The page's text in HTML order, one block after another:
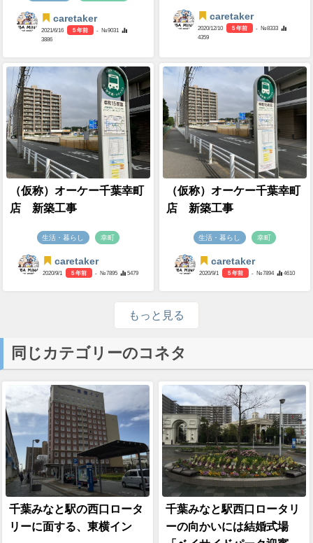
caretaker
2021/6/16 5 年前
- №9031
3886
caretaker
2020/12/10 5 年前
- №8333
4359
（仮称）オーケー千葉幸町
店 新築工事
生活・暮らし 幸町
caretaker
2020/9/1 5 年前 - №7895 5479
（仮称）オーケー千葉幸町
店 新築工事
生活・暮らし 幸町
caretaker
2020/9/1 5 年前 - №7894 4610
もっと見る
同じカテゴリーのコネタ
千葉みなと駅の西口ロータ
リーに面する、東横イン
千葉みなと駅西口ロータリ
ーの向かいには結婚式場